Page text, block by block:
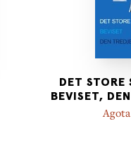
DET
BEVISET,